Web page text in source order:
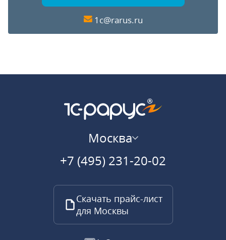
1c@rarus.ru
Москва
+7 (495) 231-20-02
Скачать прайс-лист
для Москвы